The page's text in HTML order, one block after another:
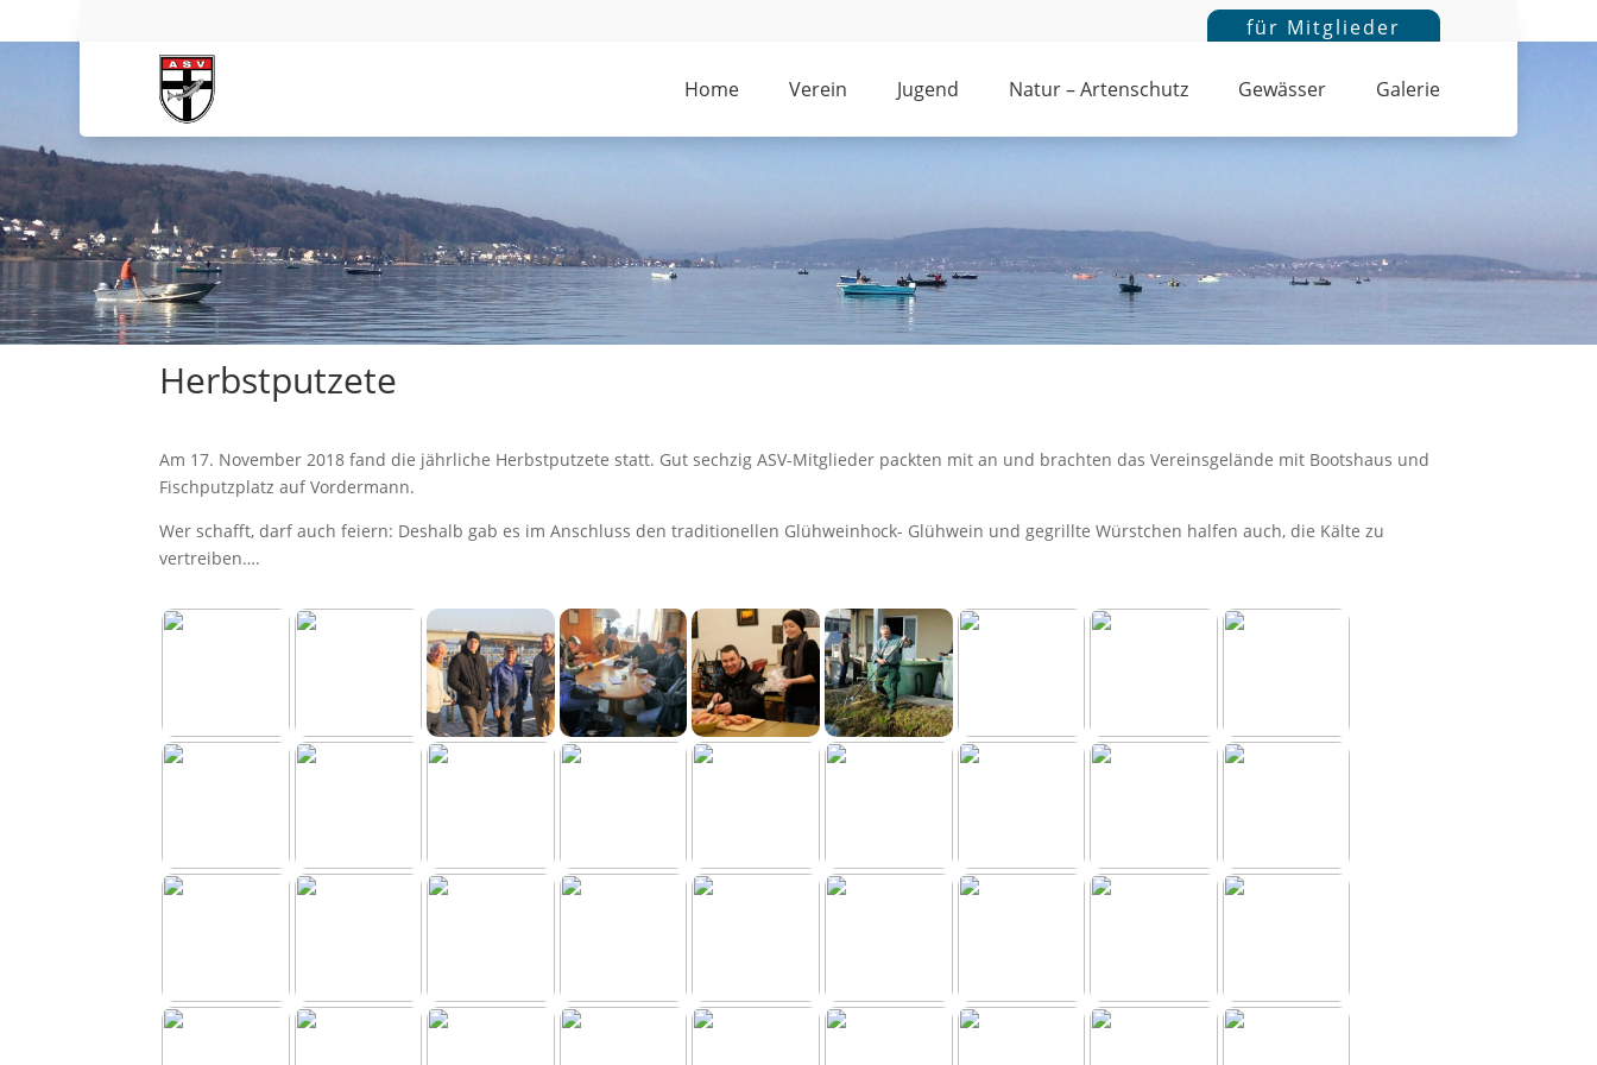
für Mitglieder
Home Verein Jugend Natur – Artenschutz Gewässer Galerie
Herbstputzete
Am 17. November 2018 fand die jährliche Herbstputzete statt. Gut sechzig ASV-Mitglieder packten mit an und brachten das Vereinsgelände mit Bootshaus und
Fischputzplatz auf Vordermann.
Wer schafft, darf auch feiern: Deshalb gab es im Anschluss den traditionellen Glühweinhock- Glühwein und gegrillte Würstchen halfen auch, die Kälte zu
vertreiben….